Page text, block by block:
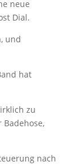
neue
Dial.
und
hat
zu
nach